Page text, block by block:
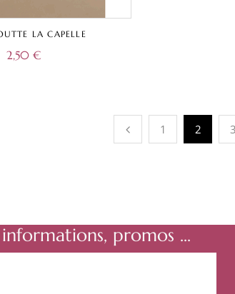
LA CAPELLE
2,50 €
1 2
promos ...